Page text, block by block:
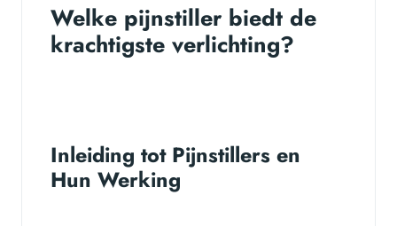
Welke pijnstiller biedt de
krachtigste verlichting?
Inleiding tot Pijnstillers en
Hun Werking